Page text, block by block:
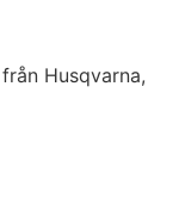
Husqvarna,